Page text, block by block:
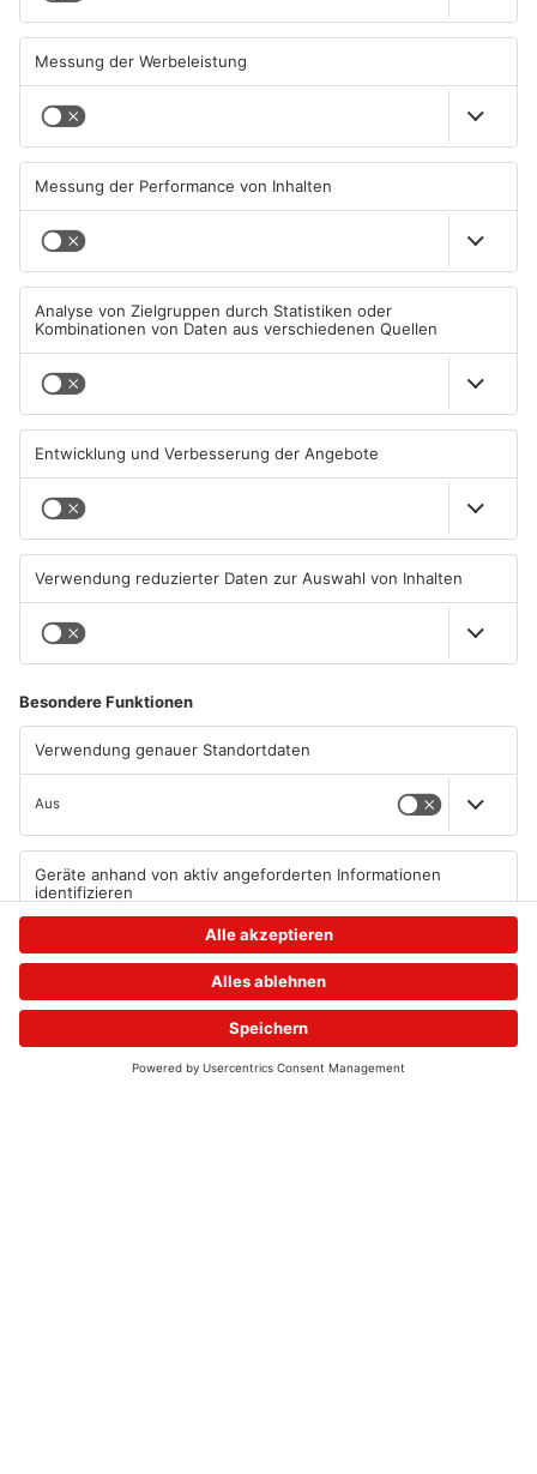
AB: Sperrmüllpresse brennt
auf Recyclinghof
01.08.2026, 14:33 UHR IN
ASCHAFFENBURG
AB: Aktion "Bewegung im
Park" startet
01.08.2026, 08:28 UHR IN